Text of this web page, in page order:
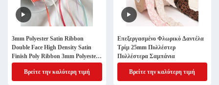
3mm Polyester Satin Ribbon
Double Face High Density Satin
Finish Poly Ribbon 3mm Polyester
Satin Ribbon Διπλό πρόσωπο
υψηλής πυκνότητας σατέν
Βρείτε την καλύτερη τιμή
Επεξεργασμένο Φλωρικό Δαντέλα
Τρίμ 25mm Πυλλέστερ
Πυλλέστερα Σαμπάνια
Βρείτε την καλύτερη τιμή